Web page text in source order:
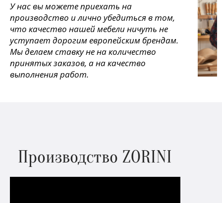
У нас вы можете приехать на
производство и лично убедиться в том,
что качество нашей мебели ничуть не
уступает дорогим европейским брендам.
Мы делаем ставку не на количество
принятых заказов, а на качество
выполнения работ.
Производство ZORINI